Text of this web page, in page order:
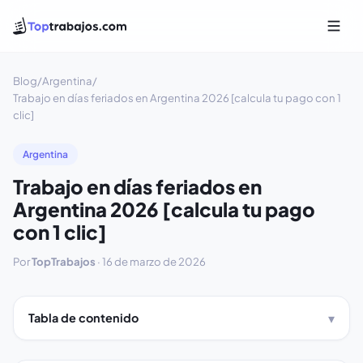
Blog/Argentina/
Trabajo en días feriados en Argentina 2026 [calcula tu pago con 1
clic]
Argentina
Trabajo en días feriados en
Argentina 2026 [calcula tu pago
con 1 clic]
PorTopTrabajos ·16 de marzo de 2026
Tabla de contenido